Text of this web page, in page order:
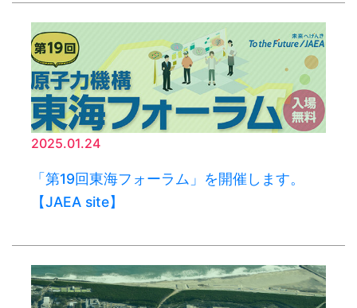
2025.01.24
「第19回東海フォーラム」を開催します。
【JAEA site】